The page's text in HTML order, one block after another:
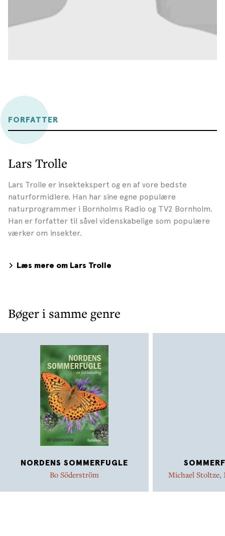
FORFATTER
Lars Trolle
Lars Trolle er insektekspert og en af vore bedste
naturformidlere. Han har sine egne populære
naturprogrammer i Bornholms Radio og TV2 Bornholm.
Han er forfatter til såvel videnskabelige som populære
værker om insekter.
Læs mere om Lars Trolle
Bøger i samme genre
NORDENS SOMMERFUGLE
Bo Söderström Michael Stoltze,